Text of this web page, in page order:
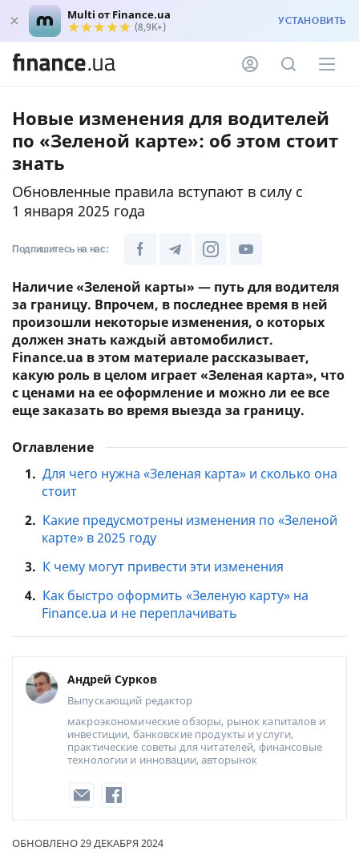
Multi от Finance.ua
(8,9K+) УСТАНОВИТЬ
Новые изменения для водителей
по «Зеленой карте»: об этом стоит
знать
Обновленные правила вступают в силу с
1 января 2025 года
Подпишитесь на нас:
Наличие «Зеленой карты» — путь для водителя
за границу. Впрочем, в последнее время в ней
произошли некоторые изменения, о которых
должен знать каждый автомобилист.
Finance.ua в этом материале рассказывает,
какую роль в целом играет «Зеленая карта», что
с ценами на ее оформление и можно ли ее все
еще заказать во время выезда за границу.
Оглавление
1. Для чего нужна «Зеленая карта» и сколько она
стоит
2. Какие предусмотрены изменения по «Зеленой
карте» в 2025 году
3. К чему могут привести эти изменения
4. Как быстро оформить «Зеленую карту» на
Finance.ua и не переплачивать
Андрей Сурков
Выпускающий редактор
макроэкономические обзоры, рынок капиталов и
инвестиции, банковские продукты и услуги,
практические советы для читателей, финансовые
технологии и инновации, авторынок
ОБНОВЛЕНО 29 ДЕКАБРЯ 2024